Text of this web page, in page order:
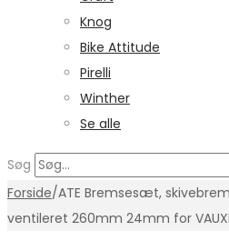
Knog
Bike Attitude
Pirelli
Winther
Se alle
Søg
Forside/ATE Bremsesæt,
ventileret 260mm 24mm for